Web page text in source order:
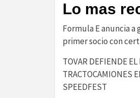
Lo mas
​Formula E anuncia a
primer socio con
TOVAR DEFIENDE
TRACTOCAMIONES
SPEEDFEST